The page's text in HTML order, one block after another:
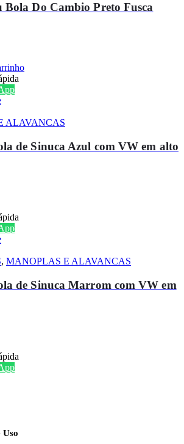
Do Cambio Preto Fusca
ALAVANCAS
de Sinuca Azul com VW em alto
, MANOPLAS E ALAVANCAS
de Sinuca Marrom com VW em
Uso